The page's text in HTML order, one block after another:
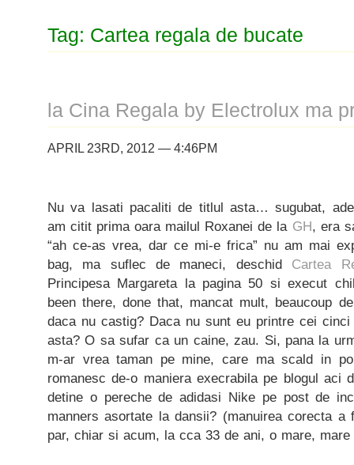
Tag: Cartea regala de bucate
la Cina Regala by Electrolux ma
APRIL 23RD, 2012 — 4:46PM
Nu va lasati pacaliti de titlul asta… sugubat,
am citit prima oara mailul Roxanei de la GH, era
“ah ce-as vrea, dar ce mi-e frica” nu am mai
bag, ma suflec de maneci, deschid Cartea
Principesa Margareta la pagina 50 si execut
been there, done that, mancat mult, beaucoup
daca nu castig? Daca nu sunt eu printre cei
asta? O sa sufar ca un caine, zau. Si, pana la
m-ar vrea taman pe mine, care ma scald in
romanesc de-o maniera execrabila pe blogul aci
detine o pereche de adidasi Nike pe post de
manners asortate la dansii? (manuirea corecta
par, chiar si acum, la cca 33 de ani, o mare, mare